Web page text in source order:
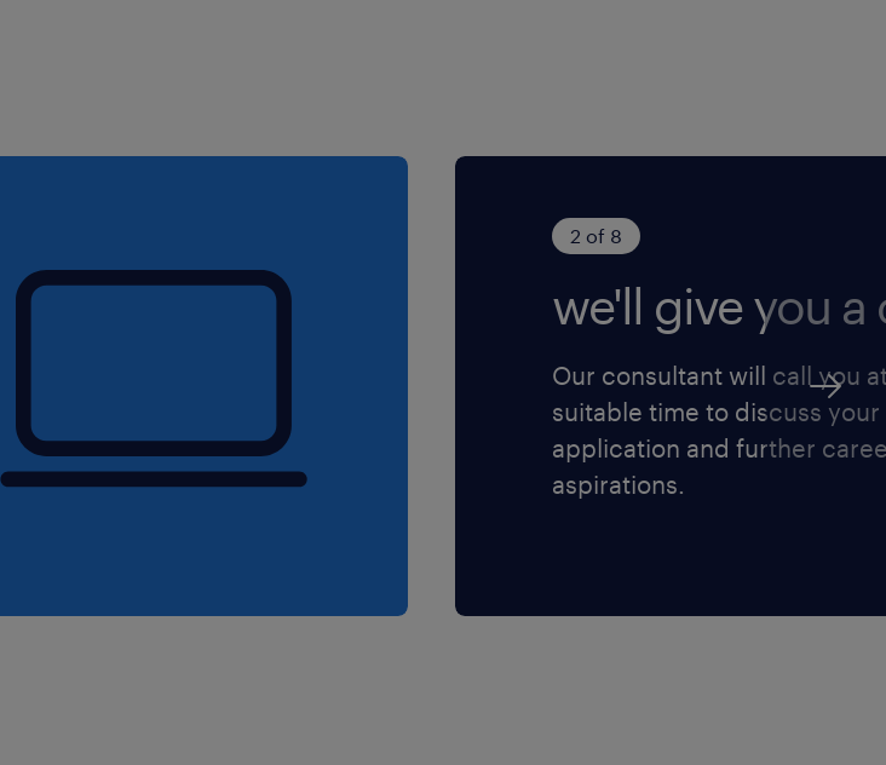
2 of 8
we'll give you a
Our consultant will call you
suitable time to discuss your
application and further
aspirations.